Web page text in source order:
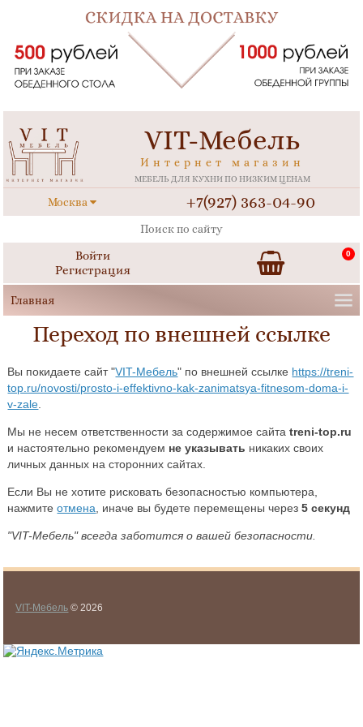
VIT-Мебель
Интернет магазин
МЕБЕЛЬ ДЛЯ КУХНИ ПО НИЗКИМ ЦЕНАМ
Москва +7(927) 363-04-90
Войти
Регистрация
0
Переход по внешней ссылке
Вы покидаете сайт "VIT-Мебель" по внешней ссылке https://treni-
top.ru/novosti/prosto-i-effektivno-kak-zanimatsya-fitnesom-doma-i-
v-zale
Мы не несем ответственности за содержимое сайтаtreni-top.ru
и настоятельно рекомендуем не указывать никаких своих
личных данных на сторонних сайтах.
Если Вы не хотите рисковать безопасностью компьютера,
нажмитеотмена , иначе вы будете перемещены через5 секунд
"VIT-Мебель" всегда заботится о вашей безопасности.
VIT-Мебель © 2026